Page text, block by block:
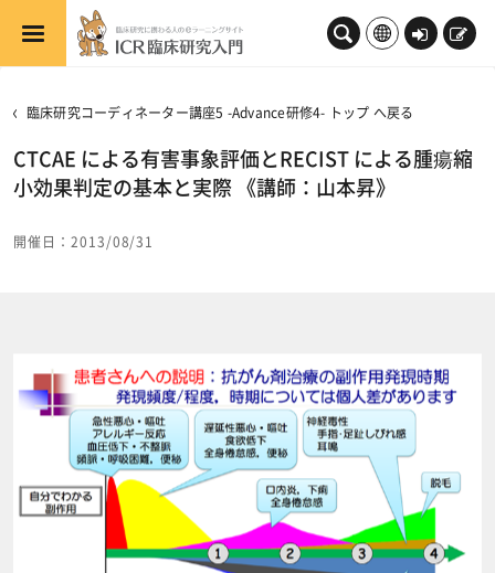
メインコンテンツへスキップする
ロ
ン
新
臨床研究コーディネーター講座5 -Advance研修4- トップ へ戻る
CTCAE による有害事象評価とRECIST による腫瘍縮
小効果判定の基本と実際 《講師：山本昇》
開催日：2013/08/31